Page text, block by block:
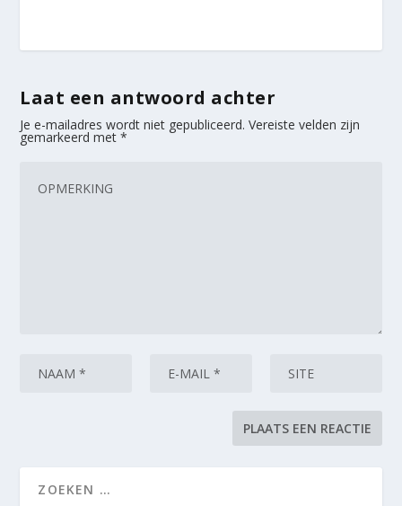
Laat een antwoord achter
Je e-mailadres wordt niet gepubliceerd. Vereiste velden zijn
gemarkeerd met*